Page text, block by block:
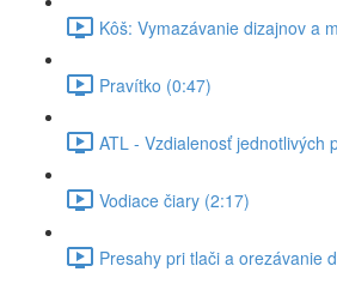
Kôš: Vymazávanie dizajnov a
Pravítko (0:47)
ATL - Vzdialenosť jednotlivých
Vodiace čiary (2:17)
Presahy pri tlači a orezávanie